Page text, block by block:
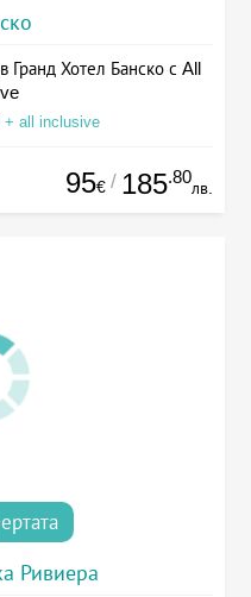
Хотел Банско с All
+ all inclusive
95€ / 185.80
лв.
Ривиера